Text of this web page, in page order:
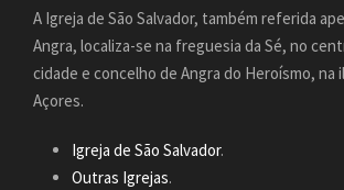
A Igreja de São Salvador, também referida
Angra, localiza-se na freguesia da Sé, no
cidade e concelho de Angra do Heroísmo, na
Açores.
Igreja de São Salvador.
Outras Igrejas.